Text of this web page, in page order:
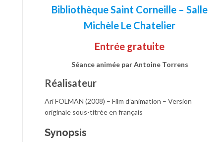
Bibliothèque Saint Corneille – Salle
Michèle Le Chatelier
Entrée gratuite
Séance animée par Antoine Torrens
Réalisateur
Ari FOLMAN (2008) – Film d’animation – Version
originale sous-titrée en français
Synopsis